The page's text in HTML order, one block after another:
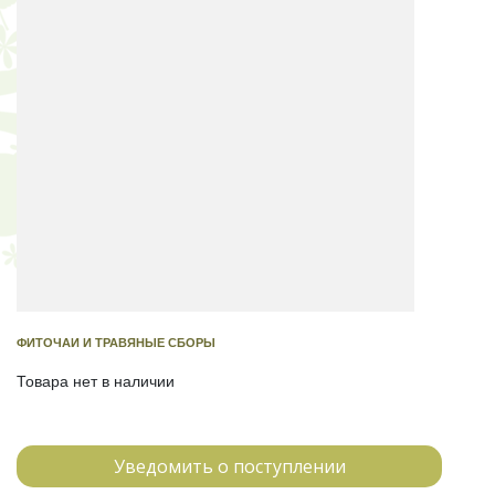
ФИТОЧАИ И ТРАВЯНЫЕ СБОРЫ
Товара нет в наличии
Уведомить о поступлении